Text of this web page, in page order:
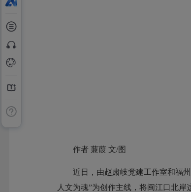
作者 蒹葭 文/图
近日，由赵肃岐党建工作室和福州
人文为魂”为创作主线，将闽江口北